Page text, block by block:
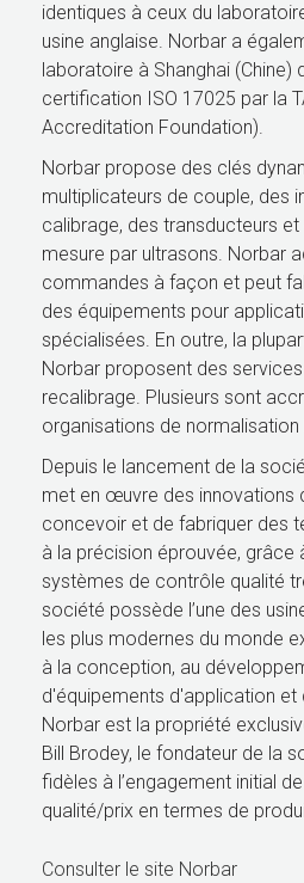
identiques à ceux du
usine anglaise. Norbar a
laboratoire à Shanghai (Chine)
certification ISO 17025 par la
Accreditation Foundation).
Norbar propose des clés
multiplicateurs de couple, des
calibrage, des transducteurs
mesure par ultrasons. Norbar
commandes à façon et peut
des équipements pour
spécialisées. En outre, la
Norbar proposent des
recalibrage. Plusieurs sont
organisations de
Depuis le lancement de la
met en œuvre des innovations
concevoir et de fabriquer des
à la précision éprouvée, grâce
systèmes de contrôle qualité
société possède l’une des
les plus modernes du monde
à la conception, au
d'équipements d'application et
Norbar est la propriété
Bill Brodey, le fondateur de la
fidèles à l’engagement initial
qualité/prix en termes de
Consulter le site Norbar